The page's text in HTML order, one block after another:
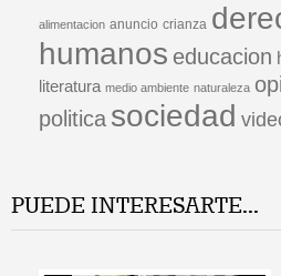
alimentacion anuncio crianza
humanos educacion
literatura medio ambiente naturaleza
politica sociedad
PUEDE INTERESARTE...